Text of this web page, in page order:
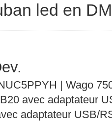
led en
| Wago
avec adaptateur
adaptateur USB/